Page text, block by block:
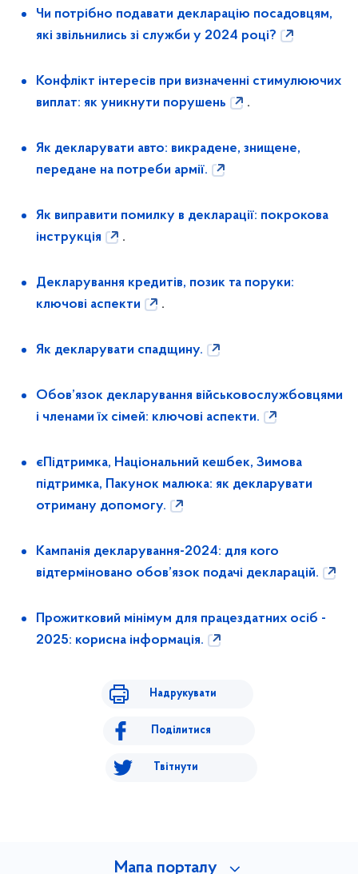
Чи потрібно подавати декларацію посадовцям,
які звільнились зі служби у 2024 році?
Конфлікт інтересів при визначенні стимулюючих
виплат: як уникнути порушень
.
Як декларувати авто: викрадене, знищене,
передане на потреби армії.
Як виправити помилку в декларації: покрокова
інструкція
.
Декларування кредитів, позик та поруки:
ключові аспекти
.
Як декларувати спадщину.
Обов’язок декларування військовослужбовцями
і членами їх сімей: ключові аспекти.
єПідтримка, Національний кешбек, Зимова
підтримка, Пакунок малюка: як декларувати
отриману допомогу.
Кампанія декларування-2024: для кого
відтерміновано обов’язок подачі декларацій.
Прожитковий мінімум для працездатних осіб -
2025: корисна інформація.
Надрукувати
Поділитися
Твітнути
Мапа порталу